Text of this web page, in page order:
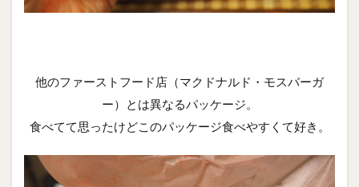
他のファーストフード店（マクドナルド・モスバーガ
ー）とは異なるパッケージ。
食べてて思ったけどこのパッケージ食べやすくて好き。